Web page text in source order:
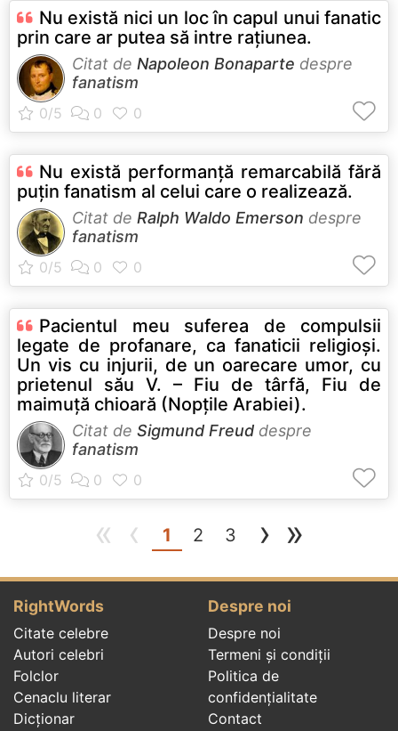
Nu există nici un loc în capul unui fanatic
prin care ar putea să intre raţiunea.
Citat de Napoleon Bonaparte despre
fanatism
Nu există performanţă remarcabilă fără
puţin fanatism al celui care o realizează.
Citat de Ralph Waldo Emerson despre
fanatism
Pacientul meu suferea de compulsii
legate de profanare, ca fanaticii religioşi.
Un vis cu injurii, de un oarecare umor, cu
prietenul său V. – Fiu de târfă, Fiu de
maimuţă chioară (Nopţile Arabiei).
Citat de Sigmund Freud despre
fanatism
« ‹ 1 (current)
2 3 › »
RightWords
Citate celebre
Autori celebri
Folclor
Cenaclu literar
Dicționar
Despre noi
Despre noi
Termeni și condiții
Politica de
confidenţialitate
Contact